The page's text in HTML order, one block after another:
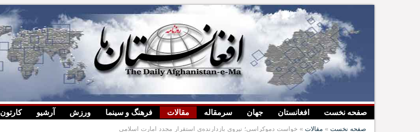
صفحه نخست افغانستان جهان سرمقاله مقالات فرهنگ و سینما ورزش آرشیو کارتون
صفحه نخست » مقالات » خواست دموکراسی؛ نیروی بازدارنده‌ی استقرار مجدد امارت اسلامی